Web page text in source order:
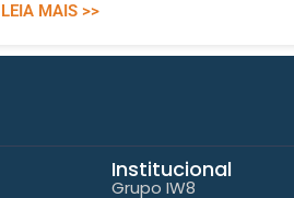
LEIA MAIS >>
Institucional
Grupo IW8